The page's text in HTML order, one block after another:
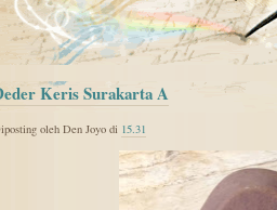
Keris Surakarta A
oleh Den Joyo di 15.31